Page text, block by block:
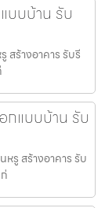
บบบ้าน รับ
สร้างอาคาร รับรี
กแบบบ้าน รับ
หรู สร้างอาคาร รับ